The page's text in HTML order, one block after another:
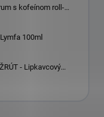
s kofeínom roll-
okolie 10ml
100ml
- Lipkavcový
s Q10 30ml